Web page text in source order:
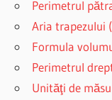
Perimetrul
Aria trapezului
Formula
Perimetrul
Unităţi de